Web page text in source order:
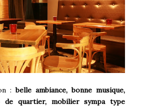
:belle ambiance, bonne musique,
quartier, mobilier sympa type